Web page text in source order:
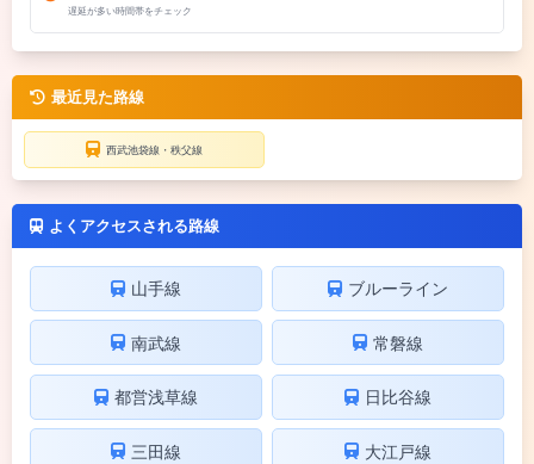
遅延が多い時間帯をチェック
最近見た路線
西武池袋線・秩父線
よくアクセスされる路線
山手線 ブルーライン
南武線 常磐線
都営浅草線 日比谷線
三田線
大江戸線